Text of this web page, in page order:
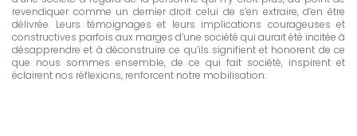
revendiquer comme un dernier droit celui de s’en extraire, d’en être
délivrée. Leurs témoignages et leurs implications courageuses et
constructives parfois aux marges d’une société qui aurait été incitée à
désapprendre et à déconstruire ce qu’ils signifient et honorent de ce
que nous sommes ensemble, de ce qui fait société, inspirent et
éclairent nos réflexions, renforcent notre mobilisation.